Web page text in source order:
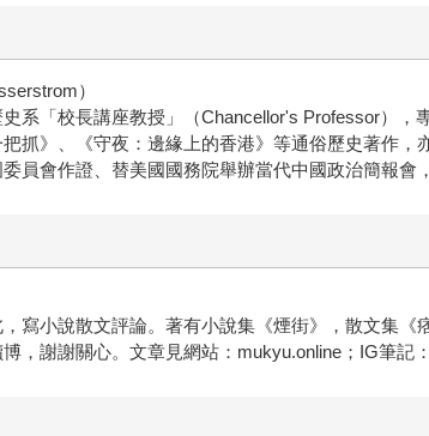
）
系「校長講座教授」（Chancellor's Professor）
抓》、《守夜：邊緣上的香港》等通俗歷史著作
員會作證、替美國國務院舉辦當代中國政治簡報會
寫小說散文評論。著有小說集《煙街》，散文集
，謝謝關心。文章見網站：mukyu.online；IG筆記